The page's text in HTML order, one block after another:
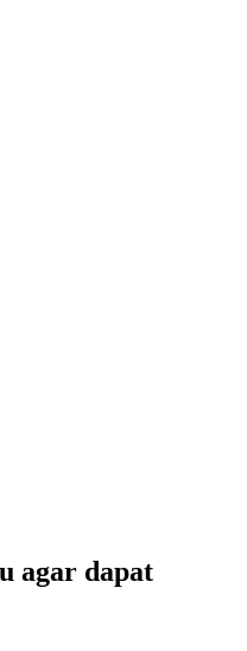
agar dapat